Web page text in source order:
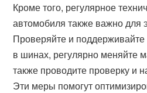
Кроме того, регулярное
автомобиля также важно для
Проверяйте и
в шинах, регулярно меняйте
также проводите проверку и
Эти меры помогут